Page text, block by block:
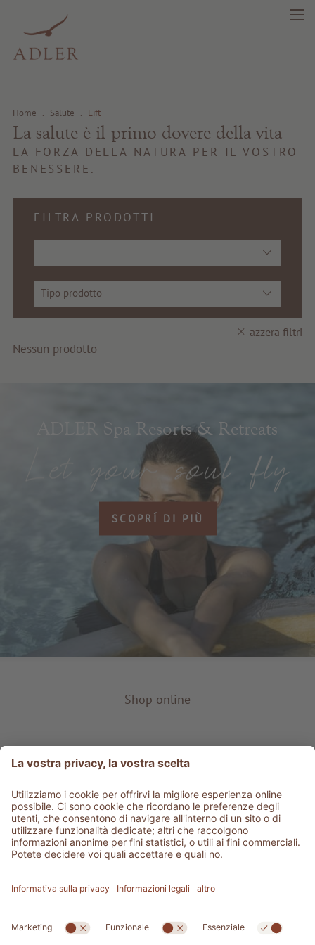
Salute
Fragrance
Prima qualità
Consigli e novità
Servizi e informazioni
Home . Salute . Lift
La salute è il primo dovere della vita
LA FORZA DELLA NATURA PER IL VOSTRO
BENESSERE.
FILTRA PRODOTTI
Tipo prodotto
azzera filtri
Nessun prodotto
ADLER Spa Resorts & Retreats
SCOPRÍ DI PIÙ
Shop online
Tipo prodotto
Service & info
Be social